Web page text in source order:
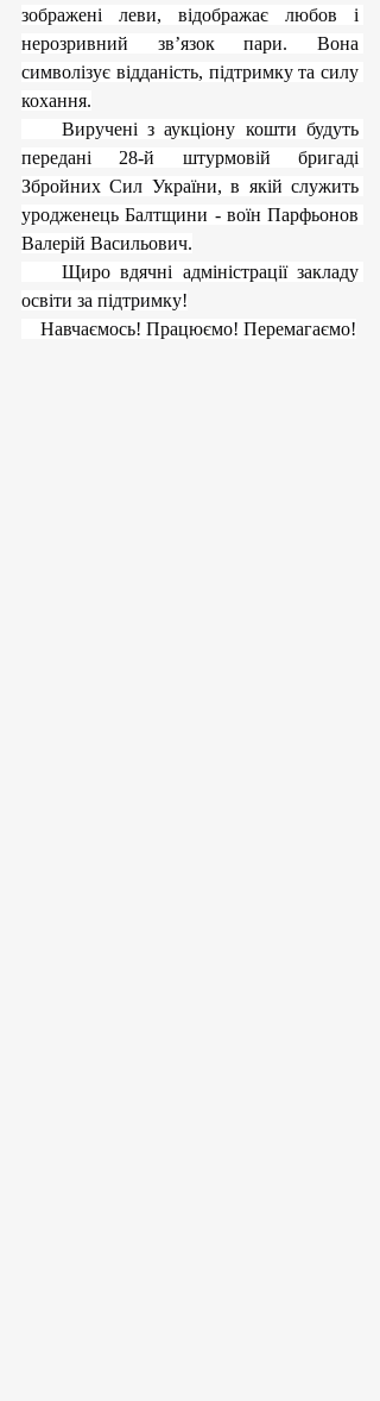
зображені леви, відображає любов і
нерозривний зв’язок пари. Вона
символізує відданість, підтримку та силу
кохання.
передані 28-й штурмовій бригаді
Збройних Сил України, в якій служить
уродженець Балтщини - воїн Парфьонов
Валерій Васильович.
освіти за підтримку!
    Навчаємось! Працюємо! Перемагаємо!